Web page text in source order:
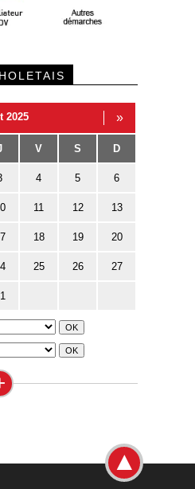
2025 »
V S D
4 5 6
11 12 13
18 19 20
25 26 27